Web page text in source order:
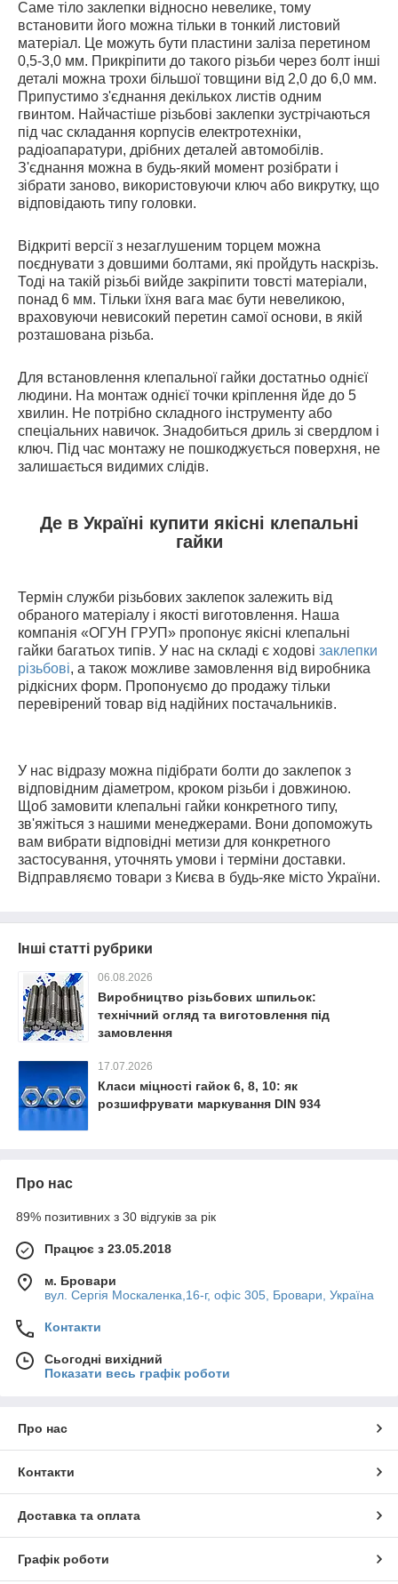
Саме тіло заклепки відносно невелике, тому
встановити його можна тільки в тонкий листовий
матеріал. Це можуть бути пластини заліза перетином
0,5-3,0 мм. Прикріпити до такого різьби через болт інші
деталі можна трохи більшої товщини від 2,0 до 6,0 мм.
Припустимо з'єднання декількох листів одним
гвинтом. Найчастіше різьбові заклепки зустрічаються
під час складання корпусів електротехніки,
радіоапаратури, дрібних деталей автомобілів.
З'єднання можна в будь-який момент розібрати і
зібрати заново, використовуючи ключ або викрутку, що
відповідають типу головки.
Відкриті версії з незаглушеним торцем можна
поєднувати з довшими болтами, які пройдуть наскрізь.
Тоді на такій різьбі вийде закріпити товсті матеріали,
понад 6 мм. Тільки їхня вага має бути невеликою,
враховуючи невисокий перетин самої основи, в якій
розташована різьба.
Для встановлення клепальної гайки достатньо однієї
людини. На монтаж однієї точки кріплення йде до 5
хвилин. Не потрібно складного інструменту або
спеціальних навичок. Знадобиться дриль зі свердлом і
ключ. Під час монтажу не пошкоджується поверхня, не
залишається видимих слідів.
Де в Україні купити якісні клепальні
гайки
Термін служби різьбових заклепок залежить від
обраного матеріалу і якості виготовлення. Наша
компанія «ОГУН ГРУП» пропонує якісні клепальні
гайки багатьох типів. У нас на складі є ходові заклепки
різьбові, а також можливе замовлення від виробника
рідкісних форм. Пропонуємо до продажу тільки
перевірений товар від надійних постачальників.
У нас відразу можна підібрати болти до заклепок з
відповідним діаметром, кроком різьби і довжиною.
Щоб замовити клепальні гайки конкретного типу,
зв'яжіться з нашими менеджерами. Вони допоможуть
вам вибрати відповідні метизи для конкретного
застосування, уточнять умови і терміни доставки.
Відправляємо товари з Києва в будь-яке місто України.
Інші статті рубрики
06.08.2026
Виробництво різьбових шпильок:
технічний огляд та виготовлення під
замовлення
17.07.2026
Класи міцності гайок 6, 8, 10: як
розшифрувати маркування DIN 934
Про нас
89% позитивних з 30 відгуків за рік
Працює з 23.05.2018
м. Бровари
вул. Сергія Москаленка,16-г, офіс 305, Бровари, Україна
Контакти
Сьогодні вихідний
Показати весь графік роботи
Про нас
Контакти
Доставка та оплата
Графік роботи